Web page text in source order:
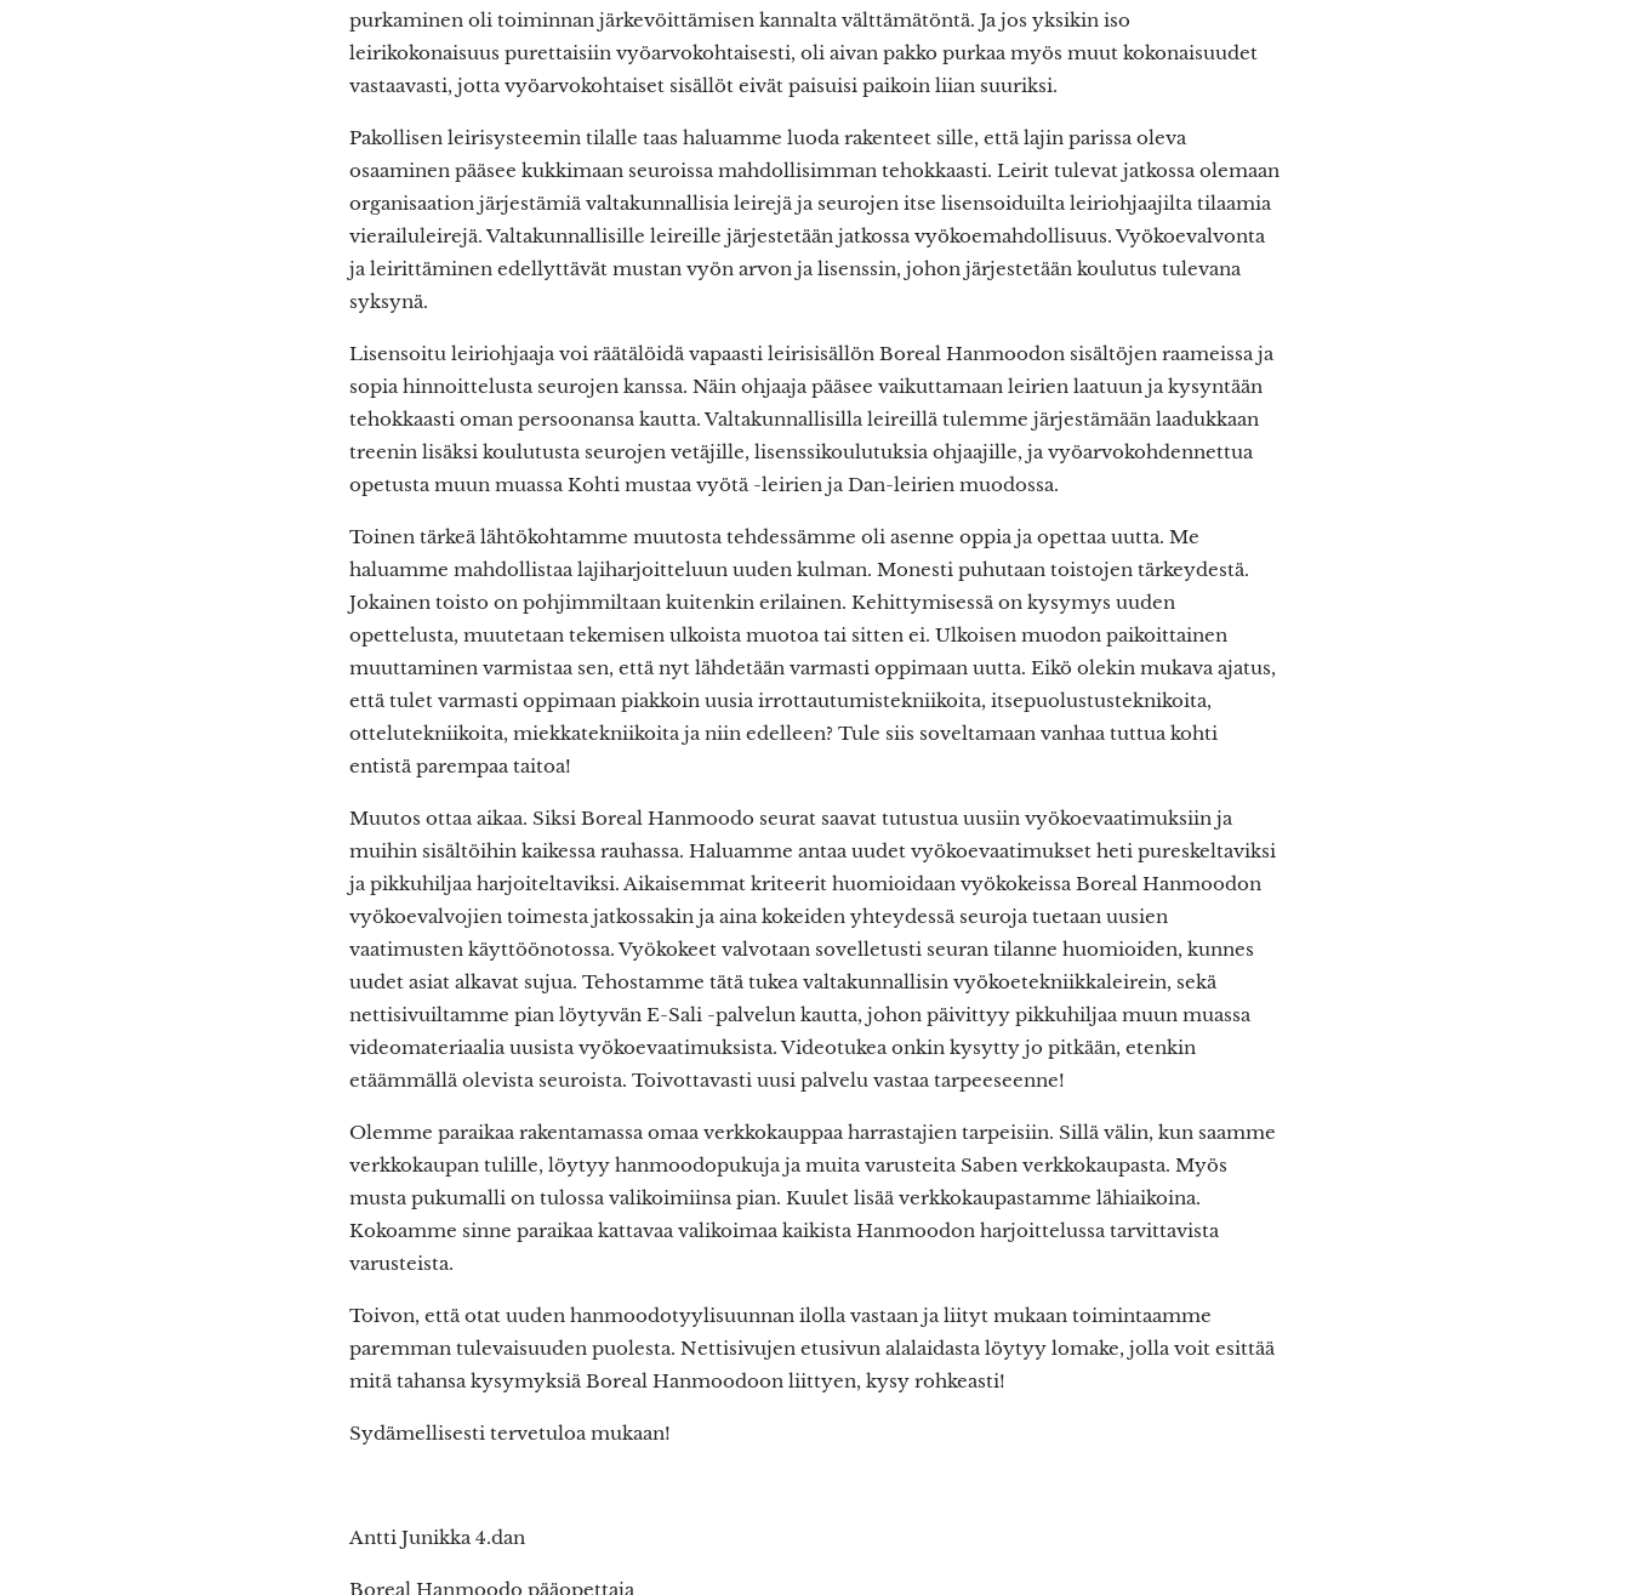
purkaminen oli toiminnan järkevöittämisen kannalta välttämätöntä. Ja jos yksikin iso
leirikokonaisuus purettaisiin vyöarvokohtaisesti, oli aivan pakko purkaa myös muut kokonaisuudet
vastaavasti, jotta vyöarvokohtaiset sisällöt eivät paisuisi paikoin liian suuriksi.
Pakollisen leirisysteemin tilalle taas haluamme luoda rakenteet sille, että lajin parissa oleva
osaaminen pääsee kukkimaan seuroissa mahdollisimman tehokkaasti. Leirit tulevat jatkossa olemaan
organisaation järjestämiä valtakunnallisia leirejä ja seurojen itse lisensoiduilta leiriohjaajilta tilaamia
vierailuleirejä. Valtakunnallisille leireille järjestetään jatkossa vyökoemahdollisuus. Vyökoevalvonta
ja leirittäminen edellyttävät mustan vyön arvon ja lisenssin, johon järjestetään koulutus tulevana
syksynä.
Lisensoitu leiriohjaaja voi räätälöidä vapaasti leirisisällön Boreal Hanmoodon sisältöjen raameissa ja
sopia hinnoittelusta seurojen kanssa. Näin ohjaaja pääsee vaikuttamaan leirien laatuun ja kysyntään
tehokkaasti oman persoonansa kautta. Valtakunnallisilla leireillä tulemme järjestämään laadukkaan
treenin lisäksi koulutusta seurojen vetäjille, lisenssikoulutuksia ohjaajille, ja vyöarvokohdennettua
opetusta muun muassa Kohti mustaa vyötä -leirien ja Dan-leirien muodossa.
Toinen tärkeä lähtökohtamme muutosta tehdessämme oli asenne oppia ja opettaa uutta. Me
haluamme mahdollistaa lajiharjoitteluun uuden kulman. Monesti puhutaan toistojen tärkeydestä.
Jokainen toisto on pohjimmiltaan kuitenkin erilainen. Kehittymisessä on kysymys uuden
opettelusta, muutetaan tekemisen ulkoista muotoa tai sitten ei. Ulkoisen muodon paikoittainen
muuttaminen varmistaa sen, että nyt lähdetään varmasti oppimaan uutta. Eikö olekin mukava ajatus,
että tulet varmasti oppimaan piakkoin uusia irrottautumistekniikoita, itsepuolustusteknikoita,
ottelutekniikoita, miekkatekniikoita ja niin edelleen? Tule siis soveltamaan vanhaa tuttua kohti
entistä parempaa taitoa!
Muutos ottaa aikaa. Siksi Boreal Hanmoodo seurat saavat tutustua uusiin vyökoevaatimuksiin ja
muihin sisältöihin kaikessa rauhassa. Haluamme antaa uudet vyökoevaatimukset heti pureskeltaviksi
ja pikkuhiljaa harjoiteltaviksi. Aikaisemmat kriteerit huomioidaan vyökokeissa Boreal Hanmoodon
vyökoevalvojien toimesta jatkossakin ja aina kokeiden yhteydessä seuroja tuetaan uusien
vaatimusten käyttöönotossa. Vyökokeet valvotaan sovelletusti seuran tilanne huomioiden, kunnes
uudet asiat alkavat sujua. Tehostamme tätä tukea valtakunnallisin vyökoetekniikkaleirein, sekä
nettisivuiltamme pian löytyvän E-Sali -palvelun kautta, johon päivittyy pikkuhiljaa muun muassa
videomateriaalia uusista vyökoevaatimuksista. Videotukea onkin kysytty jo pitkään, etenkin
etäämmällä olevista seuroista. Toivottavasti uusi palvelu vastaa tarpeeseenne!
Olemme paraikaa rakentamassa omaa verkkokauppaa harrastajien tarpeisiin. Sillä välin, kun saamme
verkkokaupan tulille, löytyy hanmoodopukuja ja muita varusteita Saben verkkokaupasta. Myös
musta pukumalli on tulossa valikoimiinsa pian. Kuulet lisää verkkokaupastamme lähiaikoina.
Kokoamme sinne paraikaa kattavaa valikoimaa kaikista Hanmoodon harjoittelussa tarvittavista
varusteista.
Toivon, että otat uuden hanmoodotyylisuunnan ilolla vastaan ja liityt mukaan toimintaamme
paremman tulevaisuuden puolesta. Nettisivujen etusivun alalaidasta löytyy lomake, jolla voit esittää
mitä tahansa kysymyksiä Boreal Hanmoodoon liittyen, kysy rohkeasti!
Sydämellisesti tervetuloa mukaan!
Antti Junikka 4.dan
Boreal Hanmoodo pääopettaja